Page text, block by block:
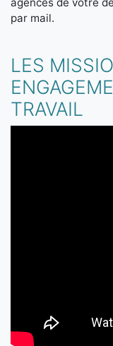
agences de votre
par mail.
LES
TRAVAIL